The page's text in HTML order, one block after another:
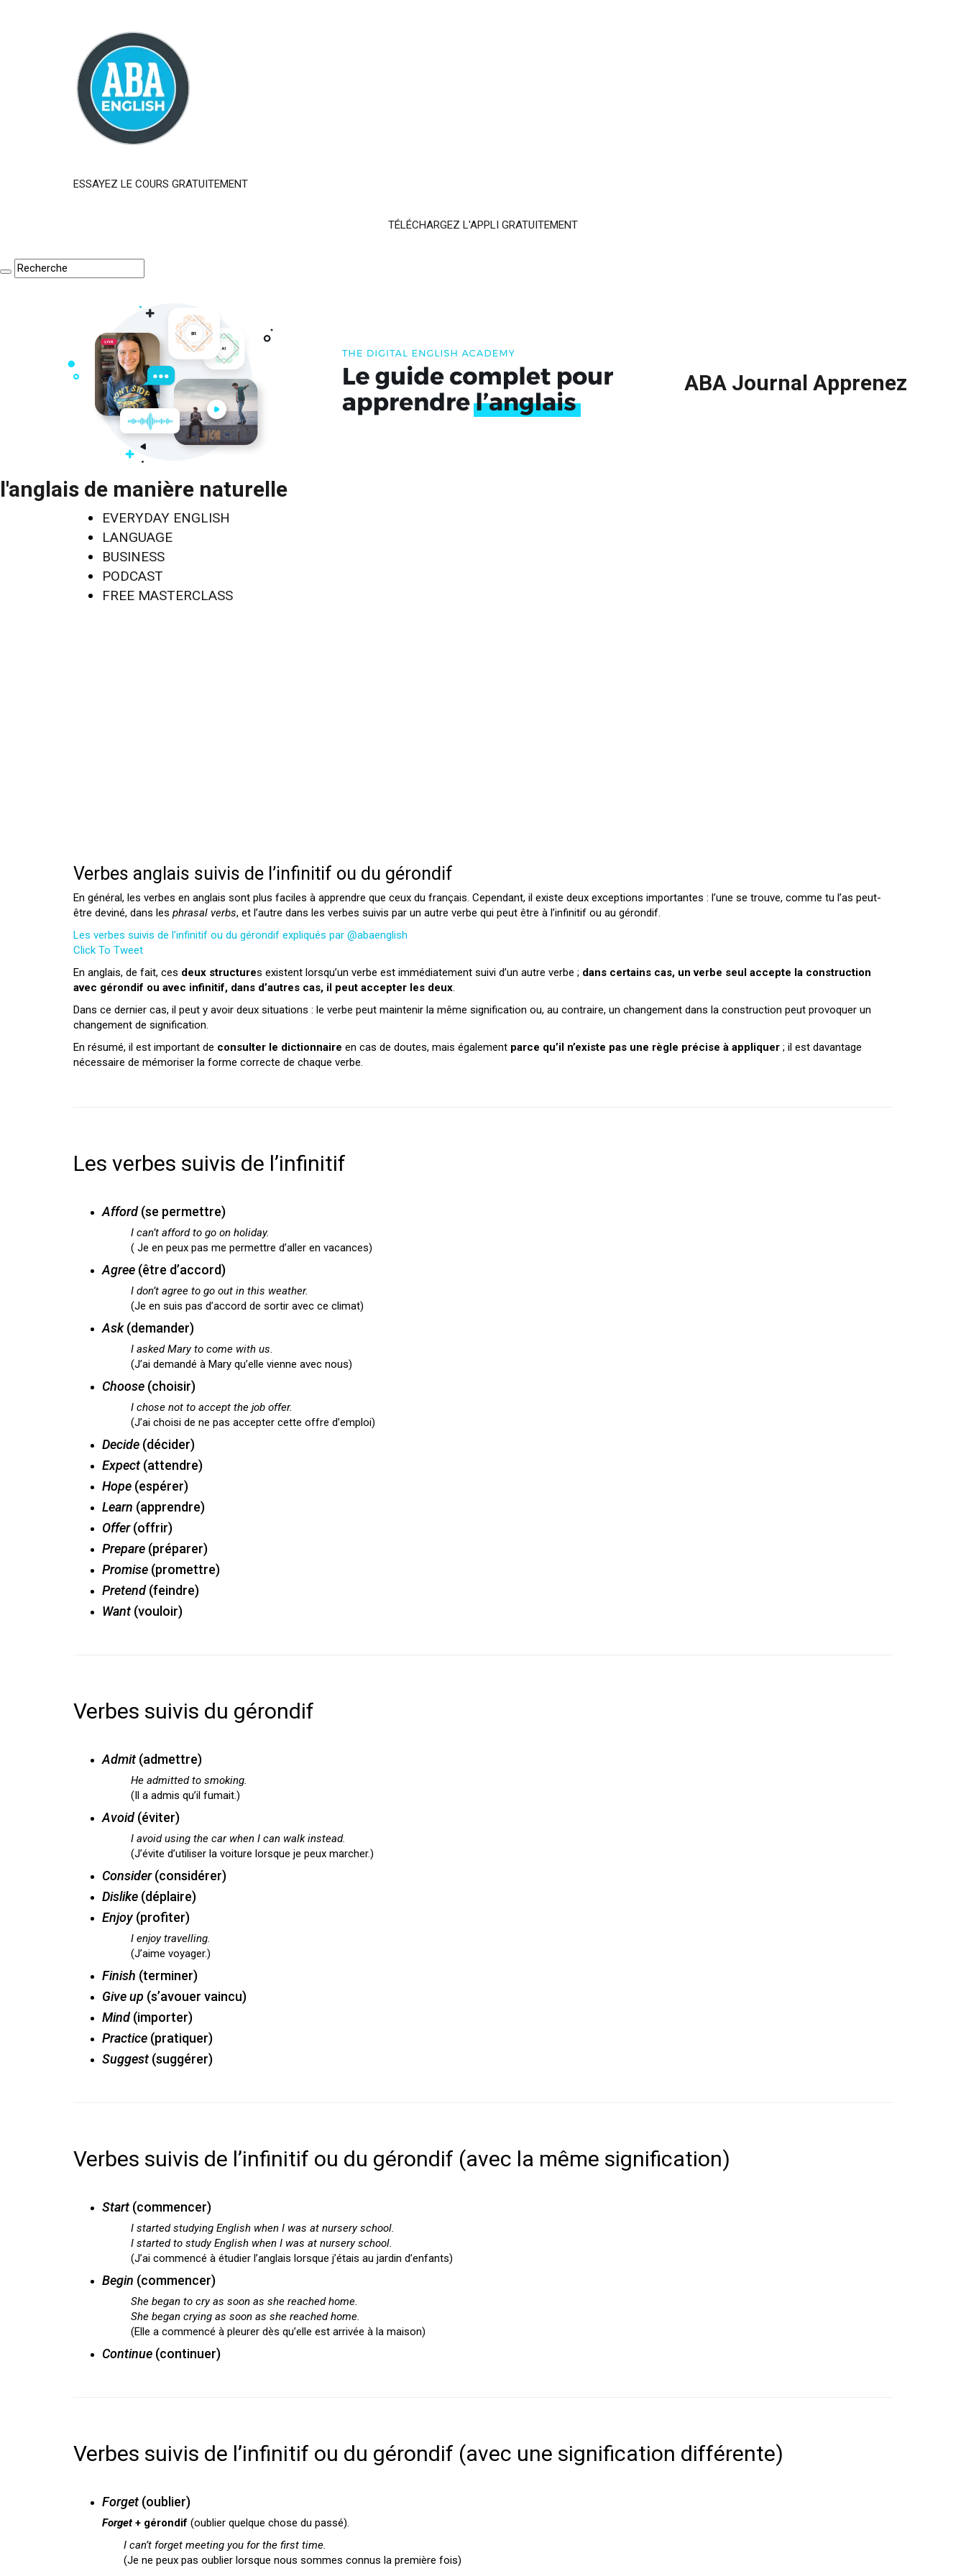
ESSAYEZ LE COURS GRATUITEMENT
TÉLÉCHARGEZ L'APPLI GRATUITEMENT
ABA Journal Apprenez
l'anglais de manière naturelle
EVERYDAY ENGLISH
LANGUAGE
BUSINESS
PODCAST
FREE MASTERCLASS
Verbes anglais suivis de l’infinitif ou du gérondif
En général, les verbes en anglais sont plus faciles à apprendre que ceux du français. Cependant, il existe deux exceptions importantes : l’une se trouve, comme tu l’as peut-
être deviné, dans les phrasal verbs, et l’autre dans les verbes suivis par un autre verbe qui peut être à l’infinitif ou au gérondif.
Les verbes suivis de l’infinitif ou du gérondif expliqués par @abaenglish
Click To Tweet
En anglais, de fait, ces deux structures existent lorsqu’un verbe est immédiatement suivi d’un autre verbe ; dans certains cas, un verbe seul accepte la construction
avec gérondif ou avec infinitif, dans d’autres cas, il peut accepter les deux.
Dans ce dernier cas, il peut y avoir deux situations : le verbe peut maintenir la même signification ou, au contraire, un changement dans la construction peut provoquer un
changement de signification.
En résumé, il est important de consulter le dictionnaire en cas de doutes, mais également parce qu’il n’existe pas une règle précise à appliquer ; il est davantage
nécessaire de mémoriser la forme correcte de chaque verbe.
Les verbes suivis de l’infinitif
Afford(se permettre)
I can’t afford to go on holiday.
( Je en peux pas me permettre d’aller en vacances)
Agree (être d’accord)
I don’t agree to go out in this weather.
(Je en suis pas d’accord de sortir avec ce climat)
Ask(demander)
I asked Mary to come with us.
(J’ai demandé à Mary qu’elle vienne avec nous)
Choose (choisir)
I chose not to accept the job offer.
(J’ai choisi de ne pas accepter cette offre d’emploi)
Decide (décider)
Expect (attendre)
Hope (espérer)
Learn (apprendre)
Offer(offrir)
Prepare (préparer)
Promise (promettre)
Pretend(feindre)
Want (vouloir)
Verbes suivis du gérondif
Admit (admettre)
He admitted to smoking.
(Il a admis qu’il fumait.)
Avoid(éviter)
I avoid using the car when I can walk instead.
(J’évite d’utiliser la voiture lorsque je peux marcher.)
Consider(considérer)
Dislike (déplaire)
Enjoy (profiter)
I enjoy travelling.
(J’aime voyager.)
Finish (terminer)
Give up (s’avouer vaincu)
Mind(importer)
Practice (pratiquer)
Suggest (suggérer)
Verbes suivis de l’infinitif ou du gérondif (avec la même signification)
Start (commencer)
I started studying English when I was at nursery school.
I started to study English when I was at nursery school.
(J’ai commencé à étudier l’anglais lorsque j’étais au jardin d’enfants)
Begin (commencer)
She began to cry as soon as she reached home.
She began crying as soon as she reached home.
(Elle a commencé à pleurer dès qu’elle est arrivée à la maison)
Continue (continuer)
Verbes suivis de l’infinitif ou du gérondif (avec une signification différente)
Forget (oublier)
Forget+ gérondif (oublier quelque chose du passé).
I can’t forget meeting you for the first time.
(Je ne peux pas oublier lorsque nous sommes connus la première fois)